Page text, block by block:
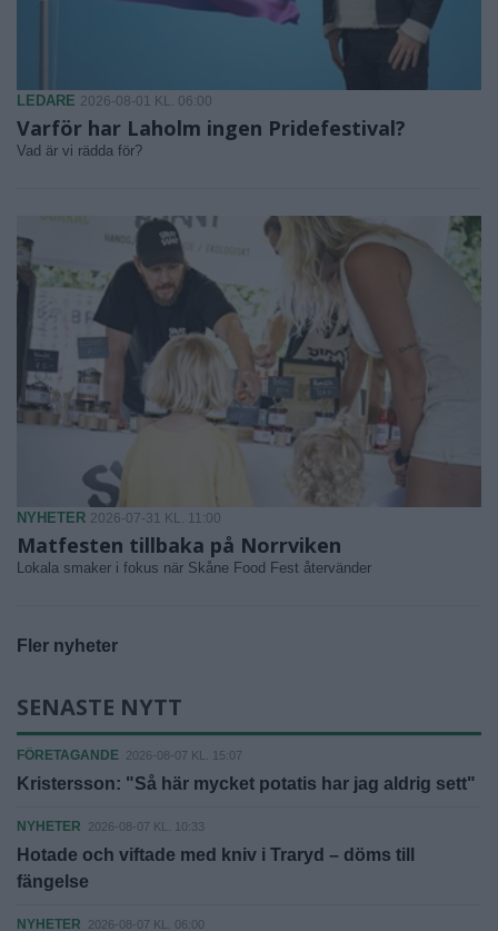
LEDARE 2026-08-01 KL. 06:00
Varför har Laholm ingen Pridefestival?
Vad är vi rädda för?
NYHETER 2026-07-31 KL. 11:00
Matfesten tillbaka på Norrviken
Lokala smaker i fokus när Skåne Food Fest återvänder
Fler nyheter
SENASTE NYTT
FÖRETAGANDE 2026-08-07 KL. 15:07
Kristersson: "Så här mycket potatis har jag aldrig sett"
NYHETER 2026-08-07 KL. 10:33
Hotade och viftade med kniv i Traryd – döms till
fängelse
NYHETER 2026-08-07 KL. 06:00